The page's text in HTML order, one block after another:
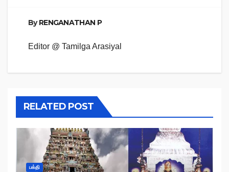
ByRENGANATHAN P
Editor @ Tamilga Arasiyal
RELATED POST
பக்தி